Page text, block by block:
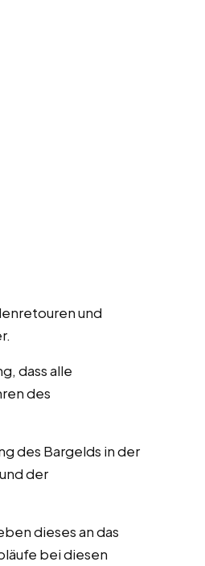
und
dass alle
des
des Bargelds in der
der
dieses an das
bei diesen